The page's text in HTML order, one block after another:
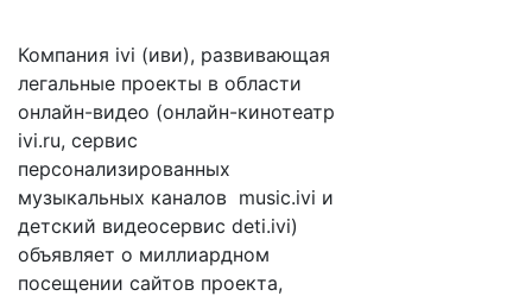
Компания ivi (иви), развивающая
легальные проекты в области
онлайн-видео (онлайн-кинотеатр
ivi.ru, сервис
персонализированных
музыкальных каналов music.ivi и
детский видеосервис deti.ivi)
объявляет о миллиардном
посещении сайтов проекта,